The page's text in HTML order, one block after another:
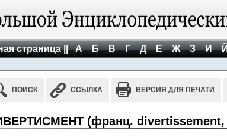
страница || А Б В Г Д Е Ж З И
ПОИСК ССЫЛКА ВЕРСИЯ ДЛЯ ПЕЧАТИ
(франц. divertissement,